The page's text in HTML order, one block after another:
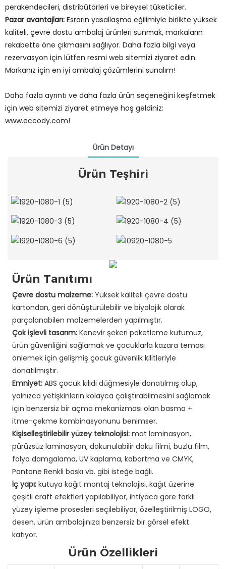
perakendecileri, distribütörleri ve bireysel tüketiciler.
Pazar avantajları: Esrarın yasallaşma eğilimiyle birlikte yüksek
kaliteli, çevre dostu ambalaj ürünleri sunmak, markaların
rekabette öne çıkmasını sağlıyor. Daha fazla bilgi veya
rezervasyon için lütfen resmi web sitemizi ziyaret edin.
Markanız için en iyi ambalaj çözümlerini sunalım!
Daha fazla ayrıntı ve daha fazla ürün seçeneğini keşfetmek
için web sitemizi ziyaret etmeye hoş geldiniz:
www.eccody.com!
Ürün Detayı
Ürün Teşhiri
Ürün Tanıtımı
Çevre dostu malzeme: Yüksek kaliteli çevre dostu
kartondan, geri dönüştürülebilir ve biyolojik olarak
parçalanabilen malzemelerden yapılmıştır.
Çok işlevli tasarım: Kenevir şekeri paketleme kutumuz,
ürün güvenliğini sağlamak ve çocuklarla kazara teması
önlemek için gelişmiş çocuk güvenlik kilitleriyle
donatılmıştır.
Emniyet: ABS çocuk kilidi düğmesiyle donatılmış olup,
yalnızca yetişkinlerin kolayca çalıştırabilmesini sağlamak
için benzersiz bir açma mekanizması olan basma +
itme-çekme kombinasyonunu benimser.
Kişiselleştirilebilir yüzey teknolojisi: mat laminasyon,
pürüzsüz laminasyon, dokunulabilir doku filmi, buzlu film,
folyo damgalama, UV kaplama, kabartma ve CMYK,
Pantone Renkli baskı vb. gibi isteğe bağlı.
İç yapı: kutuya kağıt montaj teknolojisi, kağıt üzerine
çeşitli craft efektleri yapılabiliyor, ihtiyaca göre farklı
yüzey işleme prosesleri seçilebiliyor, özelleştirilmiş LOGO,
desen, ürün ambalajınıza benzersiz bir görsel efekt
katıyor.
Ürün Özellikleri